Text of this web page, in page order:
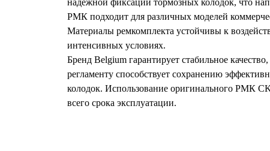
надежной фиксации тормозных колодок, что
РМК подходит для различных моделей
Материалы ремкомплекта устойчивы к
интенсивных условиях.
Бренд Belgium гарантирует стабильное
регламенту способствует сохранению
колодок. Использование оригинального РМК
всего срока эксплуатации.